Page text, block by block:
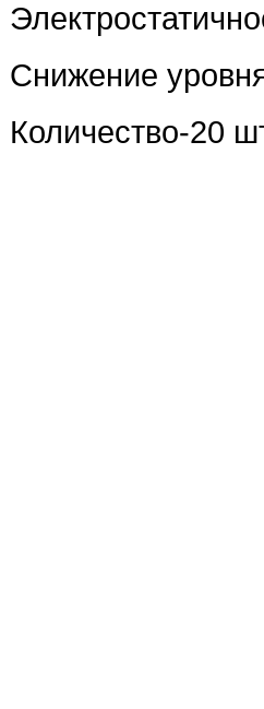
Снижение
Количество-20